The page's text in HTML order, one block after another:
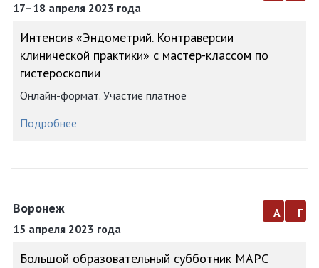
17–18 апреля 2023 года
Интенсив «Эндометрий. Контраверсии
клинической практики» с мастер-классом по
гистероскопии
Онлайн-формат. Участие платное
Подробнее
Воронеж
15 апреля 2023 года
а г
Большой образовательный субботник МАРС